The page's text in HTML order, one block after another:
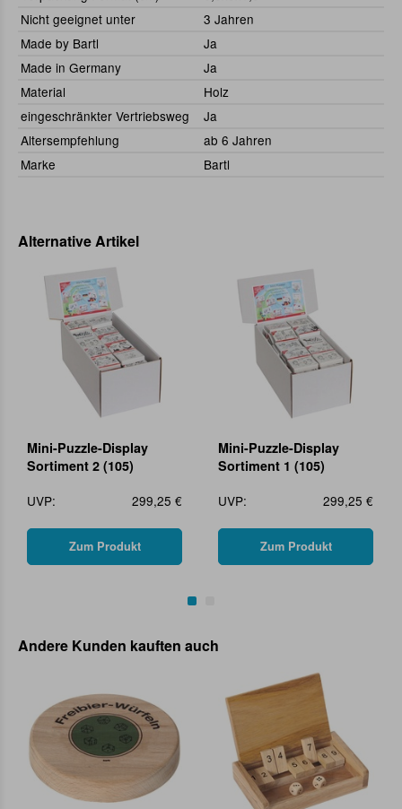
Nicht geeignet unter
3 Jahren
Made by Bartl
Ja
Made in Germany
Ja
Material
Holz
eingeschränkter Vertriebsweg
Ja
Altersempfehlung
ab 6 Jahren
Marke
Bartl
Alternative Artikel
Mini-Puzzle-Display
Sortiment 2 (105)
UVP:
299,25 €
Zum Produkt
Mini-Puzzle-Display
Sortiment 1 (105)
UVP:
299,25 €
Zum Produkt
Andere Kunden kauften auch